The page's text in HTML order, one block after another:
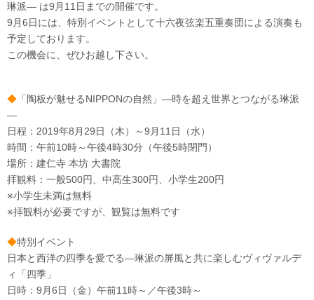
琳派― は9月11日までの開催です。
9月6日には、特別イベントとして十六夜弦楽五重奏団による演奏も
予定しております。
この機会に、ぜひお越し下さい。
◆ 「陶板が魅せるNIPPONの自然」―時を超え世界とつながる琳派
―
日程：2019年8月29日（木）～9月11日（水）
時間：午前10時～午後4時30分（午後5時閉門）
場所：建仁寺 本坊 大書院
拝観料：一般500円、中高生300円、小学生200円
※小学生未満は無料
※拝観料が必要ですが、観覧は無料です
◆特別イベント
日本と西洋の四季を愛でる―琳派の屏風と共に楽しむヴィヴァルデ
ィ「四季」
日時：9月6日（金）午前11時～／午後3時～